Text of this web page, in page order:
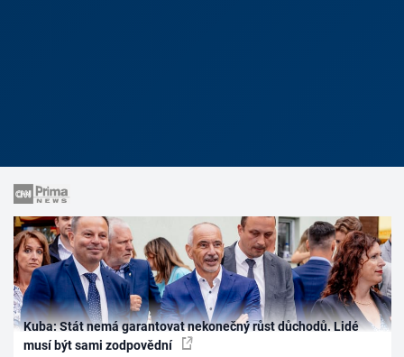
Kuba: Stát nemá garantovat nekonečný růst důchodů. Lidé
musí být sami zodpovědní